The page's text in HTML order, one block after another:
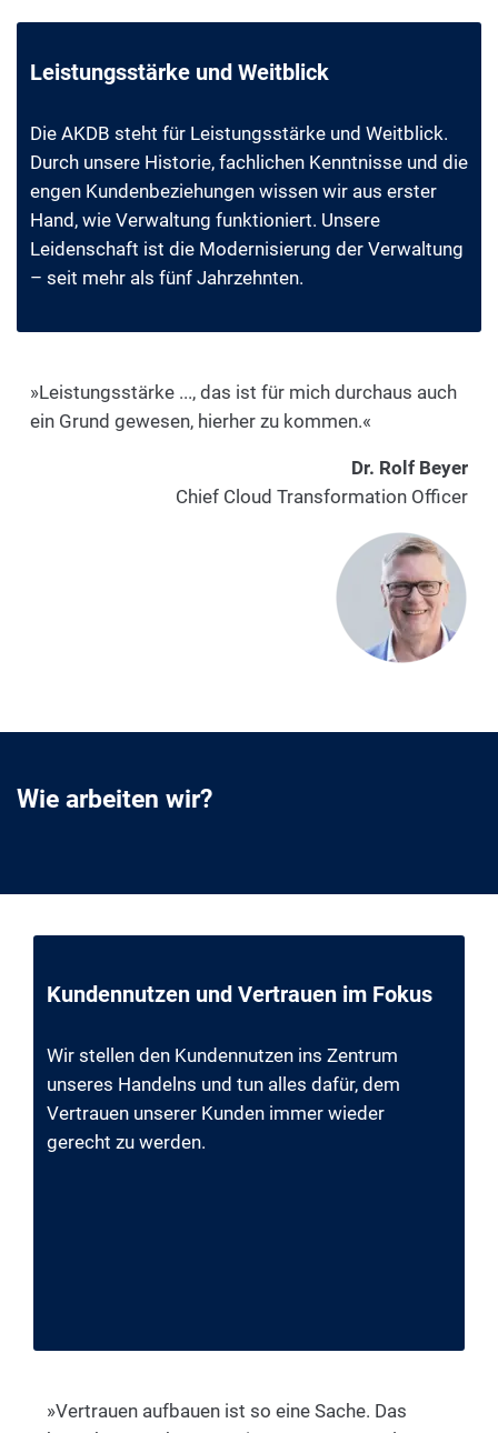
Leistungsstärke und Weitblick
Die AKDB steht für Leistungsstärke und Weitblick.
Durch unsere Historie, fachlichen Kenntnisse und die
engen Kundenbeziehungen wissen wir aus erster
Hand, wie Verwaltung funktioniert. Unsere
Leidenschaft ist die Modernisierung der Verwaltung
– seit mehr als fünf Jahrzehnten.
»Leistungsstärke ..., das ist für mich durchaus auch
ein Grund gewesen, hierher zu kommen.«
Dr. Rolf Beyer
Chief Cloud Transformation Officer
Wie arbeiten wir?
Kundennutzen und Vertrauen im Fokus
Wir stellen den Kundennutzen ins Zentrum
unseres Handelns und tun alles dafür, dem
Vertrauen unserer Kunden immer wieder
gerecht zu werden.
»Vertrauen aufbauen ist so eine Sache. Das